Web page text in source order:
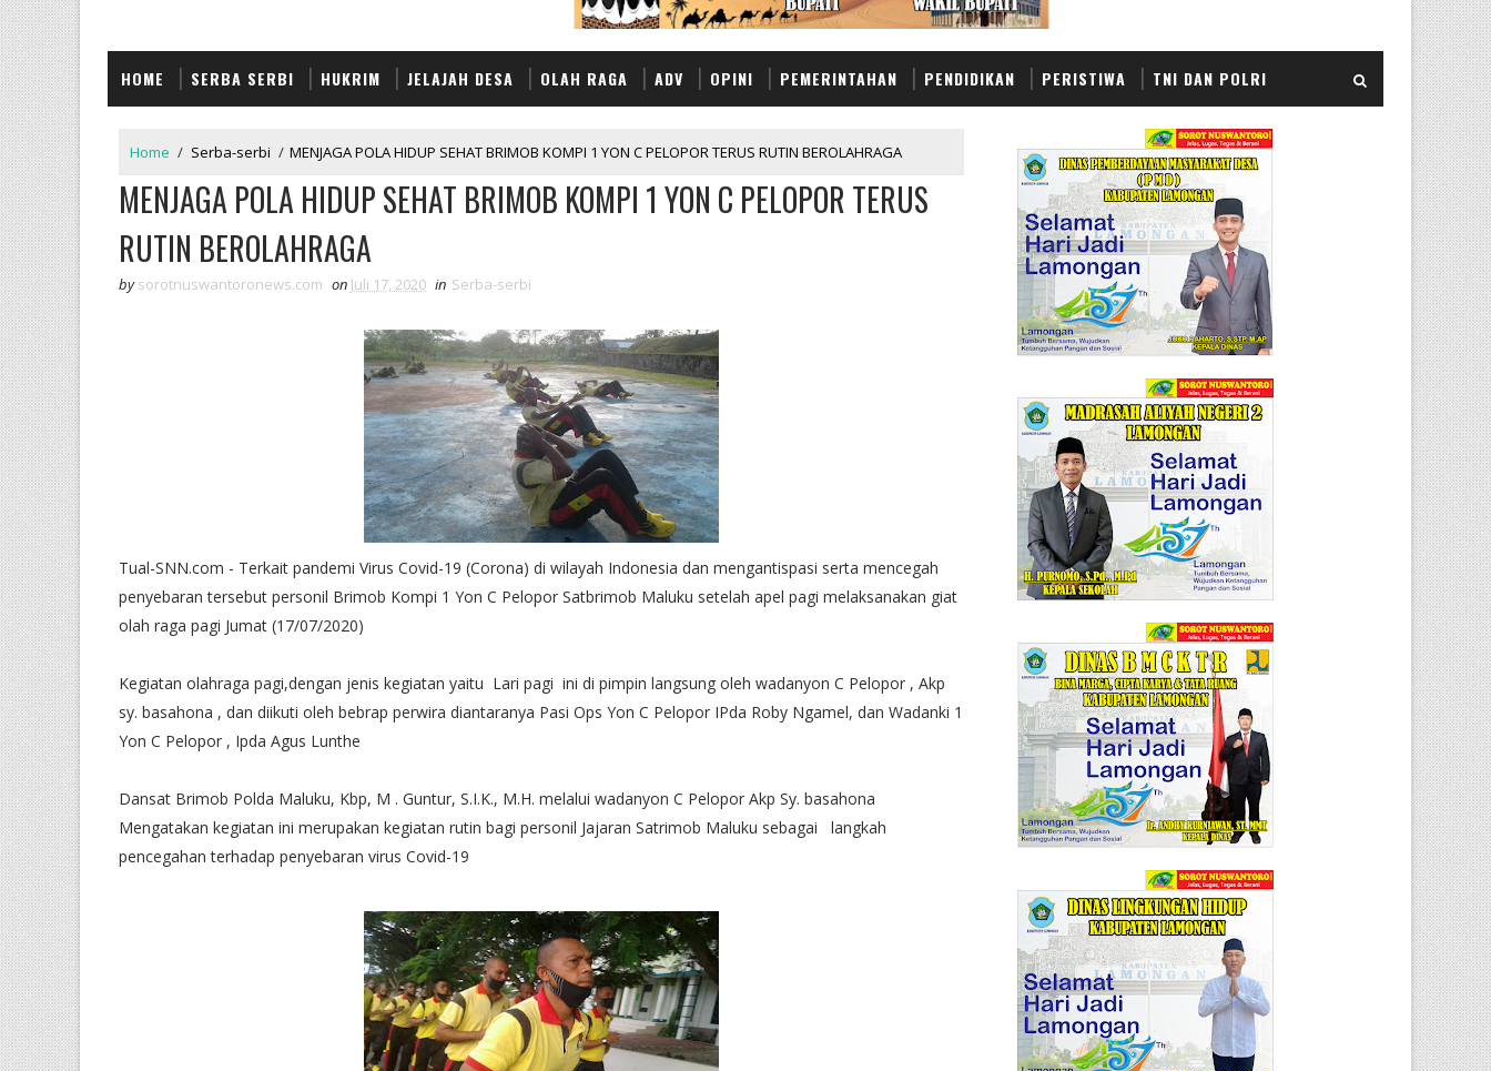
HOME SERBA SERBI HUKRIM JELAJAH DESA OLAH RAGA ADV OPINI PEMERINTAHAN PENDIDIKAN PERISTIWA TNI DAN POLRI
Home / Serba-serbi / MENJAGA POLA HIDUP SEHAT BRIMOB KOMPI 1 YON C PELOPOR TERUS RUTIN BEROLAHRAGA
MENJAGA POLA HIDUP SEHAT BRIMOB KOMPI 1 YON C PELOPOR TERUS
RUTIN BEROLAHRAGA
by sorotnuswantoronews.com on Juli 17, 2020 in Serba-serbi
Tual-SNN.com - Terkait pandemi Virus Covid-19 (Corona) di wilayah Indonesia dan mengantispasi serta mencegah
penyebaran tersebut personil Brimob Kompi 1 Yon C Pelopor Satbrimob Maluku setelah apel pagi melaksanakan giat
olah raga pagi Jumat (17/07/2020)
Kegiatan olahraga pagi,dengan jenis kegiatan yaitu Lari pagi ini di pimpin langsung oleh wadanyon C Pelopor , Akp
sy. basahona , dan diikuti oleh bebrap perwira diantaranya Pasi Ops Yon C Pelopor IPda Roby Ngamel, dan Wadanki 1
Yon C Pelopor , Ipda Agus Lunthe
Dansat Brimob Polda Maluku, Kbp, M . Guntur, S.I.K., M.H. melalui wadanyon C Pelopor Akp Sy. basahona
Mengatakan kegiatan ini merupakan kegiatan rutin bagi personil Jajaran Satrimob Maluku sebagai langkah
pencegahan terhadap penyebaran virus Covid-19